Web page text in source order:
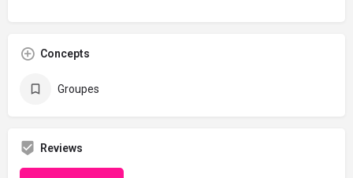
Concepts
Groupes
Reviews